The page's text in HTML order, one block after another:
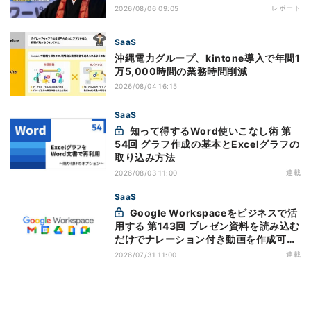
2026/08/06 09:05 レポート
SaaS
沖縄電力グループ、kintone導入で年間1
万5,000時間の業務時間削減
2026/08/04 16:15
SaaS
54回 グラフ作成の基本とExcelグラフの
取り込み方法
2026/08/03 11:00 連載
SaaS
用する 第143回 プレゼン資料を読み込む
だけでナレーション付き動画を作成可能
になった「Google Vids」
2026/07/31 11:00 連載